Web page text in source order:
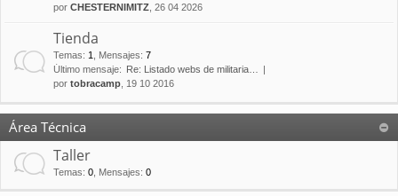
por CHESTERNIMITZ , 26 04 2026
Tienda
Temas: 1 Mensajes: 7
Último mensaje:
Re: Listado webs de militaria…
por tobracamp , 19 10 2016
Área Técnica
Taller
Temas: 0 Mensajes: 0